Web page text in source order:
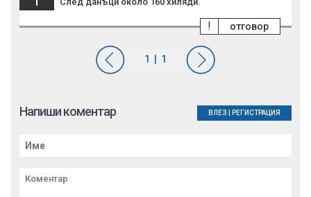
отговор
!
Напиши коментар ВЛЕЗ РЕГИСТРАЦИЯ